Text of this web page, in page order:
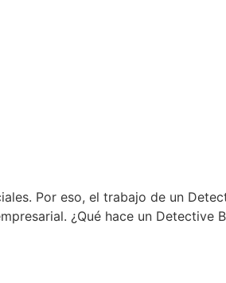
Por eso, el trabajo de un
¿Qué hace un Detective